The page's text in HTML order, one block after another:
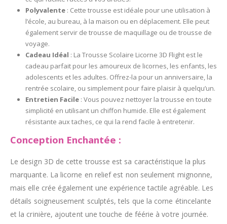
Polyvalente: Cette trousse est idéale pour une utilisation à
l’école, au bureau, à la maison ou en déplacement. Elle peut
également servir de trousse de maquillage ou de trousse de
voyage.
Cadeau Idéal : La Trousse Scolaire Licorne 3D Flight est le
cadeau parfait pour les amoureux de licornes, les enfants, les
adolescents et les adultes. Offrez-la pour un anniversaire, la
rentrée scolaire, ou simplement pour faire plaisir à quelqu’un.
Entretien Facile: Vous pouvez nettoyer la trousse en toute
simplicité en utilisant un chiffon humide. Elle est également
résistante aux taches, ce qui la rend facile à entretenir.
Conception Enchantée :
Le design 3D de cette trousse est sa caractéristique la plus
marquante. La licorne en relief est non seulement mignonne,
mais elle crée également une expérience tactile agréable. Les
détails soigneusement sculptés, tels que la corne étincelante
et la crinière, ajoutent une touche de féérie à votre journée.